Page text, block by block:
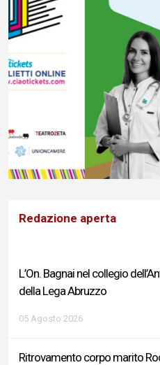
Redazione aperta
L’On. Bagnai nel collegio
della Lega Abruzzo
05 Agosto 2026
Ritrovamento corpo marito